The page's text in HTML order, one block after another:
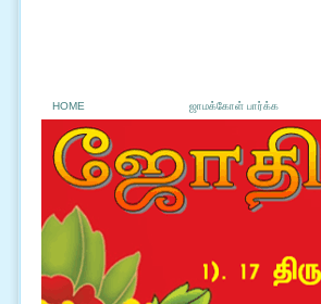
HOME ஜாமக்கோள் பார்க்க